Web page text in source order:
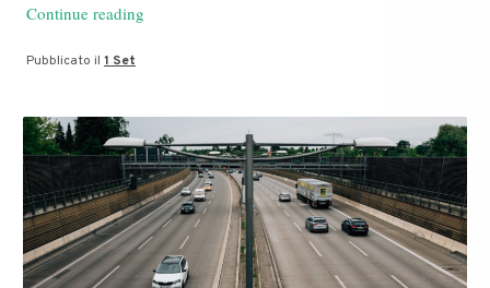
Continue reading
redazione
Claudio
Teseo,
Gianluigi
Rosafio
e
Guido
Pubblicato il 1 Set